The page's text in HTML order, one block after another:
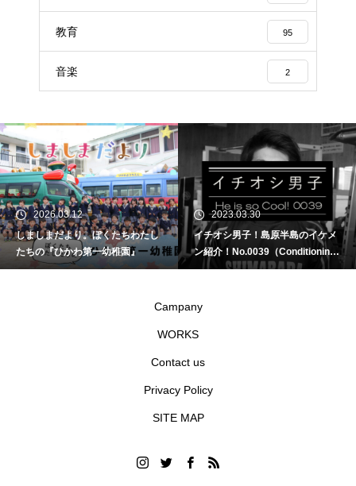
教育 95
音楽 2
2026.03.12
しましまだより。ぼくたちわたし
たちの『ひかわ第一幼稚園』
2023.03.30
イチオシ男子！島原半島のイケメ
ン紹介！No.0039（Conditioning
Assist GYM（コンディショニン
Campany
WORKS
Contact us
Privacy Policy
SITE MAP